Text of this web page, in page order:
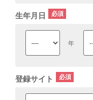
生年月日
年
登録サイト